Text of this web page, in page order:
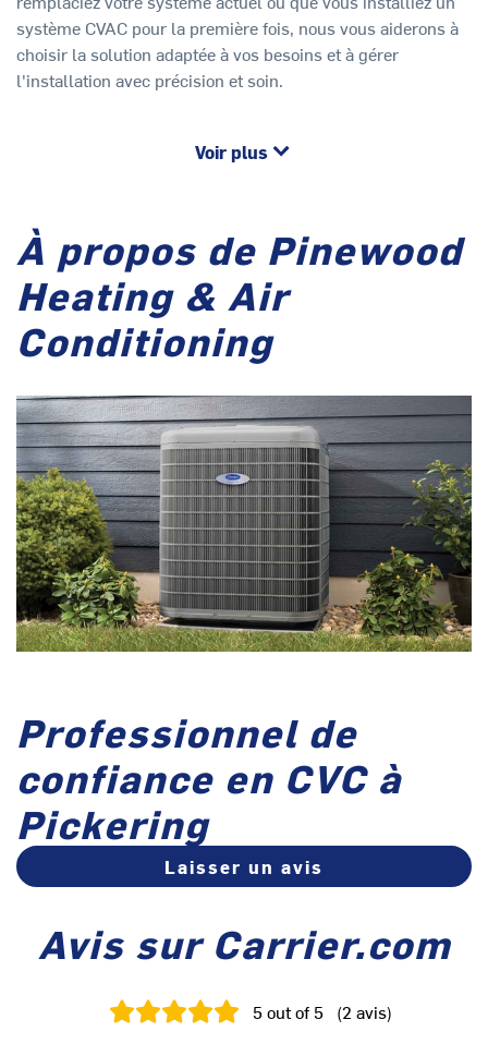
système CVAC pour la première fois, nous vous aiderons à
choisir la solution adaptée à vos besoins et à gérer
l'installation avec précision et soin.
Voir plus
À propos de Pinewood
Heating & Air
Conditioning
Professionnel de
confiance en CVC à
Pickering
Laisser un avis
Avis sur Carrier.com
5out of 5 (2 avis)